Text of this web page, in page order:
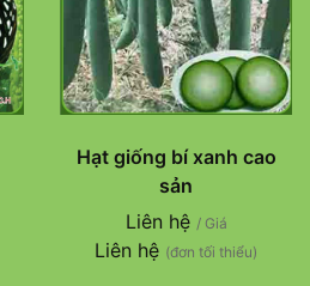
Hạt giống bí xanh cao
sản
Liên hệ / Giá
Liên hệ (đơn tối thiểu)